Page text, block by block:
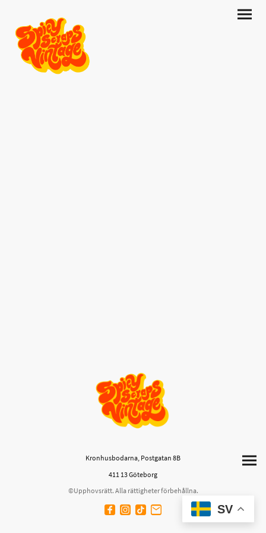
Kronhusbodarna, Postgatan 8B
411 13 Göteborg
©Upphovsrätt. Alla rättigheter förbehållna.
SV